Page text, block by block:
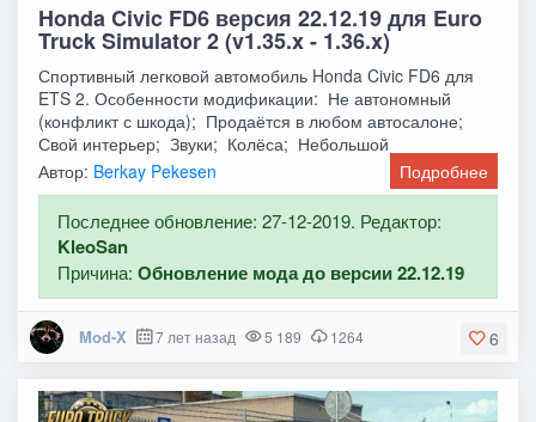
Honda Civic FD6 версия 22.12.19 для Euro
Truck Simulator 2 (v1.35.x - 1.36.x)
Спортивный легковой автомобиль Honda Civic FD6 для
ETS 2. Особенности модификации: Не автономный
(конфликт с шкода); Продаётся в любом автосалоне;
Свой интерьер; Звуки; Колёса; Небольшой
Автор: Berkay Pekesen Подробнее
Последнее обновление: 27-12-2019. Редактор:
KleoSan
Причина:Обновление мода до версии 22.12.19
6
Mod-X 7 лет назад 5 189 1264